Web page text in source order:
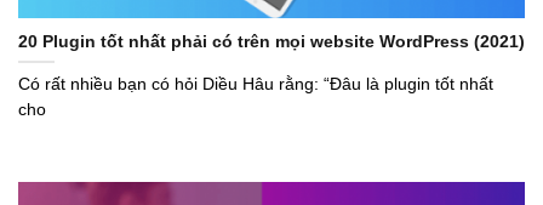
20 Plugin tốt nhất phải có trên mọi website WordPress (2021)
Có rất nhiều bạn có hỏi Diều Hâu rằng: “Đâu là plugin tốt nhất
cho